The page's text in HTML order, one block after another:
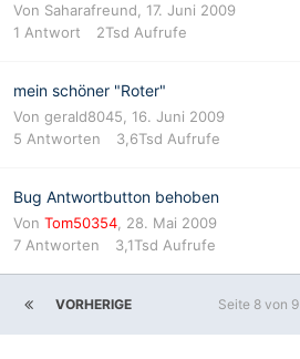
Von Saharafreund, 17. Juni 2009
1 Antwort 2Tsd Aufrufe
mein schöner "Roter"
Von gerald8045, 16. Juni 2009
5 Antworten 3,6Tsd Aufrufe
Bug Antwortbutton behoben
Von Tom50354, 28. Mai 2009
7 Antworten 3,1Tsd Aufrufe
VORHERIGE Seite 8 von 9